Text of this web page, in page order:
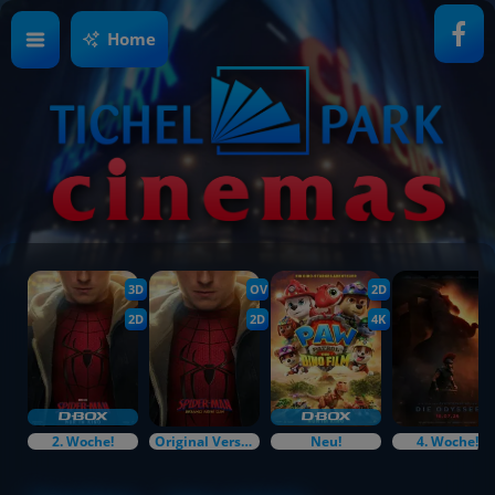
Home
3D
2D
2. Woche!
OV
2D
Original Versions
2D
4K
Neu! 4. Woche!